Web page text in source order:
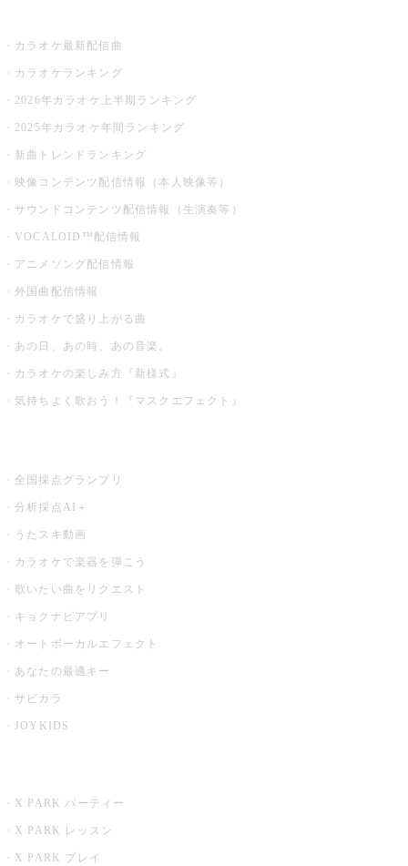
カラオケ最新配信曲
カラオケランキング
2026年カラオケ上半期ランキング
2025年カラオケ年間ランキング
新曲トレンドランキング
映像コンテンツ配信情報（本人映像等）
サウンドコンテンツ配信情報（生演奏等）
VOCALOID™配信情報
アニメソング配信情報
外国曲配信情報
カラオケで盛り上がる曲
あの日、あの時、あの音楽。
カラオケの楽しみ方『新様式』
気持ちよく歌おう！『マスクエフェクト』
全国採点グランプリ
分析採点AI＋
うたスキ動画
カラオケで楽器を弾こう
歌いたい曲をリクエスト
キョクナビアプリ
オートボーカルエフェクト
あなたの最適キー
サビカラ
JOYKIDS
X PARK パーティー
X PARK レッスン
X PARK プレイ